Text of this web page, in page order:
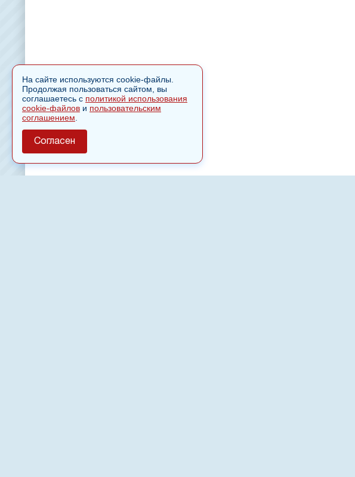
На сайте используются cookie-файлы.
Продолжая пользоваться сайтом, вы
соглашаетесь с политикой использования
cookie-файлов и пользовательским
соглашением
Согласен